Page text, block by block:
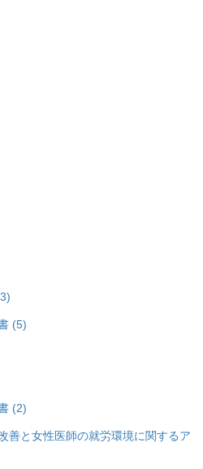
(5)
(2)
善と女性医師の就労環境に関するア